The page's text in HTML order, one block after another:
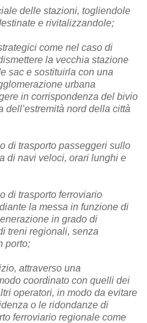
delle stazioni, togliendole
e rivitalizzandole;
come nel caso di
la vecchia stazione
sac e sostituirla con una
urbana
in corrispondenza del bivio
nord della città
di trasporto passeggeri sullo
di navi veloci, orari lunghi e
di trasporto ferroviario
la messa in funzione di
in grado di
treni regionali, senza
porto;
attraverso una
coordinato con quelli dei
operatori, in modo da evitare
o le ridondanze di
ferroviario regionale come